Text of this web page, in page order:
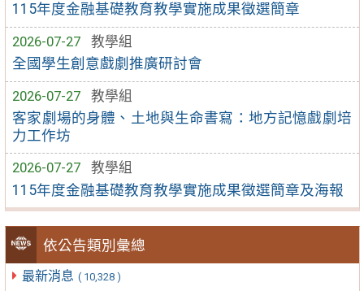
115年度金融基礎教育教學實施成果徵選簡章
2026-07-27
教學組
全國學生創意戲劇推廣研討會
2026-07-27
教學組
客家劇場的身體、土地與生命書寫：地方記憶戲劇培
力工作坊
2026-07-27
教學組
115年度金融基礎教育教學實施成果徵選簡章及海報
依公告類別彙總
最新消息 ( 10,328 )